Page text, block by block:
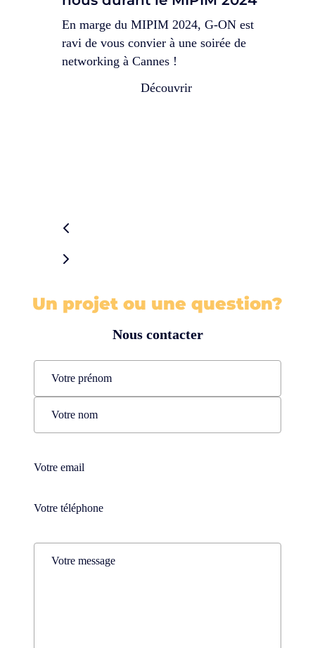
En marge du MIPIM 2024, G-ON est
ravi de vous convier à une soirée de
networking à Cannes !
Découvrir
Un projet ou une question?
Nous contacter
Name
Prénom
Téléphone(Nécessaire)
Téléphone(Nécessaire)
Comments